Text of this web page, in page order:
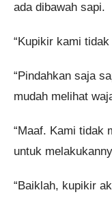
ada dibawah sapi.
“Kupikir kami
“Pindahkan saja
mudah melihat
“Maaf. Kami tidak
untuk
“Baiklah, kupikir